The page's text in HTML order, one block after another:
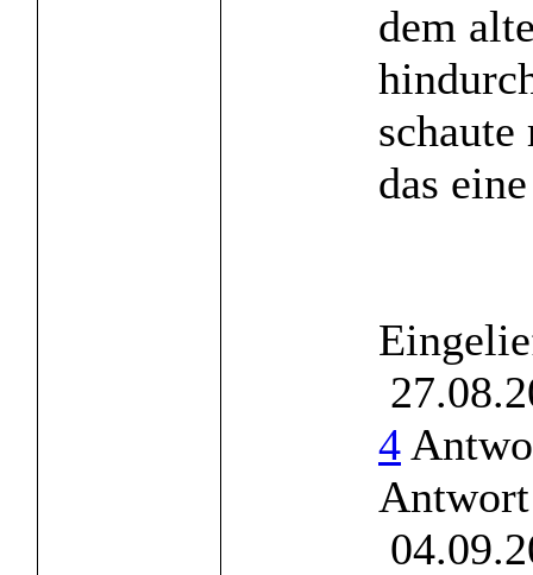
dem
das
4